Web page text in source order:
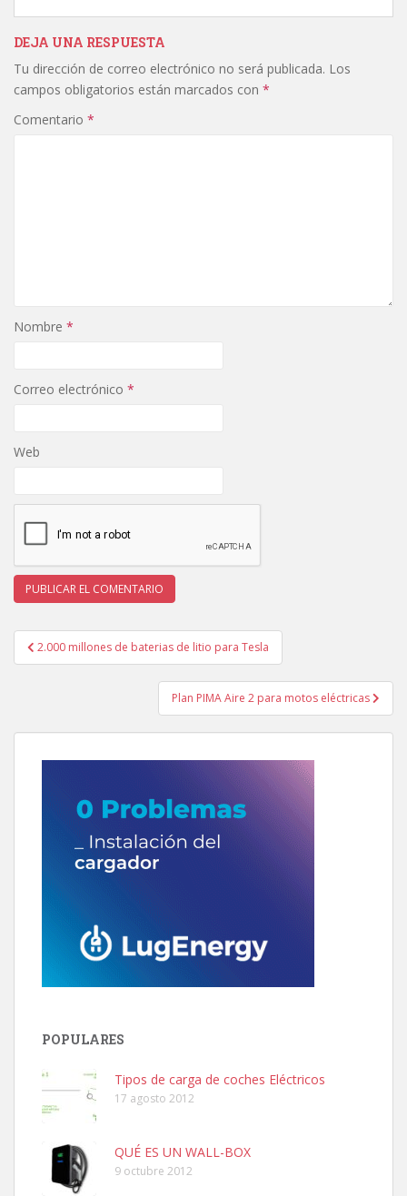
DEJA UNA RESPUESTA
Tu dirección de correo electrónico no será publicada. Los
campos obligatorios están marcados con *
Comentario *
Nombre *
Correo electrónico *
Web
Navegación
de
2.000 millones de baterias de litio para Tesla
Plan PIMA Aire 2 para motos eléctricas
POPULARES
Tipos de carga de coches Eléctricos
17 agosto 2012
QUÉ ES UN WALL-BOX
9 octubre 2012